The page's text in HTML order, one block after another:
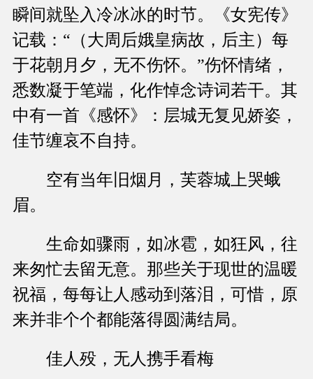
瞬间就坠入冷冰冰的时节。《女宪传》
记载：“（大周后娥皇病故，后主）每
于花朝月夕，无不伤怀。”伤怀情绪，
悉数凝于笔端，化作悼念诗词若干。其
中有一首《感怀》：层城无复见娇姿，
佳节缠哀不自持。
空有当年旧烟月，芙蓉城上哭蛾
眉。
生命如骤雨，如冰雹，如狂风，往
来匆忙去留无意。那些关于现世的温暖
祝福，每每让人感动到落泪，可惜，原
来并非个个都能落得圆满结局。
佳人殁，无人携手看梅